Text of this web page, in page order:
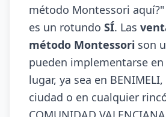
método Montessori
es un rotundo SÍ. Las
método Montessori son
pueden implementarse
lugar, ya sea en
ciudad o en cualquier